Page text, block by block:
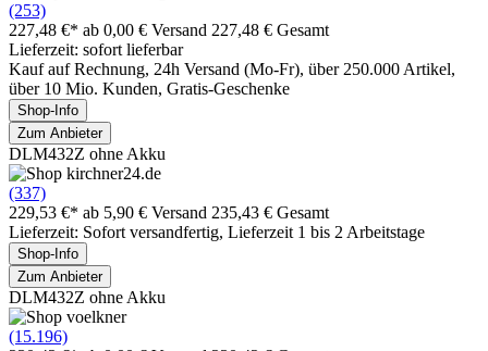
(253)
227,48 €* ab 0,00 € Versand 227,48 € Gesamt
Lieferzeit: sofort lieferbar
Kauf auf Rechnung, 24h Versand (Mo-Fr), über 250.000 Artikel,
über 10 Mio. Kunden, Gratis-Geschenke
Shop-Info
Zum Anbieter
DLM432Z ohne Akku
(337)
229,53 €* ab 5,90 € Versand 235,43 € Gesamt
Lieferzeit: Sofort versandfertig, Lieferzeit 1 bis 2 Arbeitstage
Shop-Info
Zum Anbieter
DLM432Z ohne Akku
(15.196)